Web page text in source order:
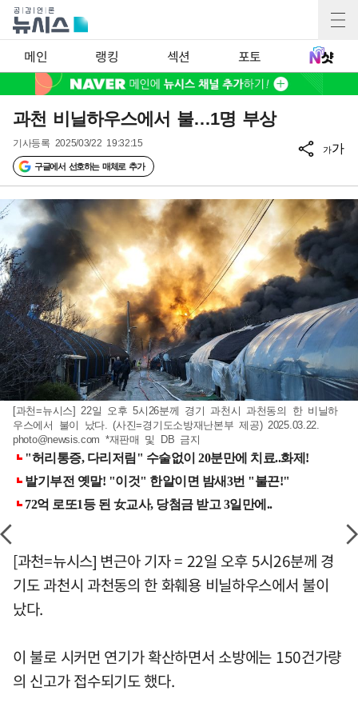
메인 랭킹 섹션 포토
과천 비닐하우스에서 불…1명 부상
기사등록 2025/03/22 19:32:15
구글에서 선호하는 매체로 추가
가가
[과천=뉴시스] 22일 오후 5시26분께 경기 과천시 과천동의 한 비닐하
우스에서 불이 났다. (사진=경기도소방재난본부 제공) 2025.03.22.
photo@newsis.com *재판매 및 DB 금지
[과천=뉴시스] 변근아 기자 = 22일 오후 5시26분께 경
기도 과천시 과천동의 한 화훼용 비닐하우스에서 불이
났다.
이 불로 시커먼 연기가 확산하면서 소방에는 150건가량
의 신고가 접수되기도 했다.